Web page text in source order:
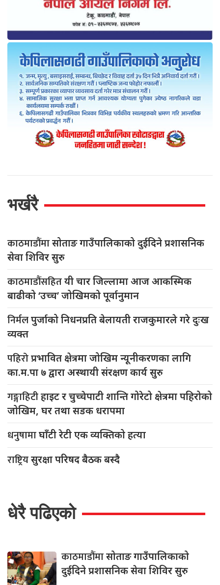
भर्खरै
काठमाडौंमासोताङ गाउँपालिकाको दुईदिने प्रशासनिक
सेवा शिविर सुरु
काठमाडौंसहितयी चार जिल्लामा आज आकस्मिक
बाढीको ‘उच्च’ जोखिमको पूर्वानुमान
निर्मलपुर्जाको निधनप्रति बेलायती राजकुमारले गरे दुःख
व्यक्त
पहिरोप्रभावित क्षेत्रमा जोखिम न्यूनीकरणका लागि
का.म.पा ७ द्वारा अस्थायी संरक्षण कार्य सुरु
गङ्गाहिटीहाइट र चुच्चेपाटी शान्ति गोरेटो क्षेत्रमा पहिरोको
जोखिम, घर तथा सडक धरापमा
धनुषामाघाँटी रेटी एक व्यक्तिको हत्या
राष्ट्रियसुरक्षा परिषद बैठक बस्दै
धेरै पढिएको
काठमाडौंमासोताङ गाउँपालिकाको
दुईदिने प्रशासनिक सेवा शिविर सुरु